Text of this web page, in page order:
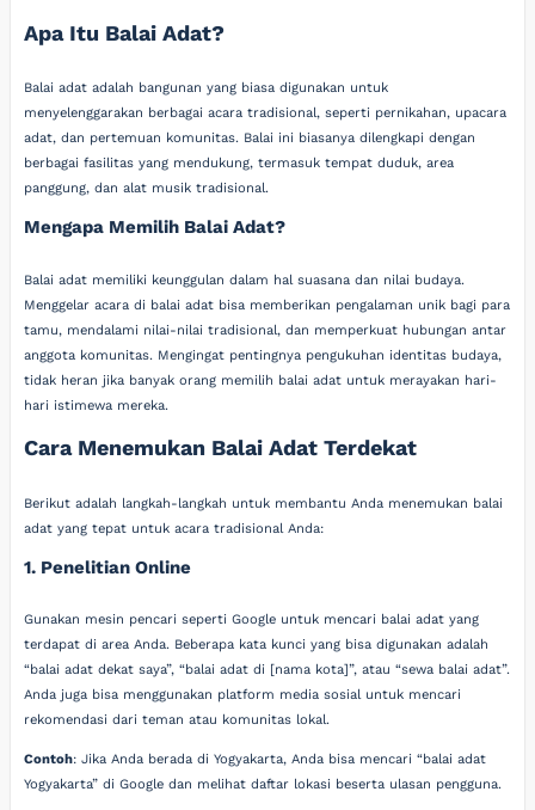
Apa Itu Balai Adat?
Balai adat adalah bangunan yang biasa digunakan untuk
menyelenggarakan berbagai acara tradisional, seperti pernikahan, upacara
adat, dan pertemuan komunitas. Balai ini biasanya dilengkapi dengan
berbagai fasilitas yang mendukung, termasuk tempat duduk, area
panggung, dan alat musik tradisional.
Mengapa Memilih Balai Adat?
Balai adat memiliki keunggulan dalam hal suasana dan nilai budaya.
Menggelar acara di balai adat bisa memberikan pengalaman unik bagi para
tamu, mendalami nilai-nilai tradisional, dan memperkuat hubungan antar
anggota komunitas. Mengingat pentingnya pengukuhan identitas budaya,
tidak heran jika banyak orang memilih balai adat untuk merayakan hari-
hari istimewa mereka.
Cara Menemukan Balai Adat Terdekat
Berikut adalah langkah-langkah untuk membantu Anda menemukan balai
adat yang tepat untuk acara tradisional Anda:
1. Penelitian Online
Gunakan mesin pencari seperti Google untuk mencari balai adat yang
terdapat di area Anda. Beberapa kata kunci yang bisa digunakan adalah
“balai adat dekat saya”, “balai adat di [nama kota]”, atau “sewa balai adat”.
Anda juga bisa menggunakan platform media sosial untuk mencari
rekomendasi dari teman atau komunitas lokal.
Contoh: Jika Anda berada di Yogyakarta, Anda bisa mencari “balai adat
Yogyakarta” di Google dan melihat daftar lokasi beserta ulasan pengguna.